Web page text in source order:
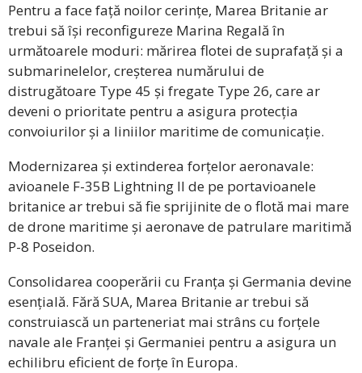
Pentru a face față noilor cerințe, Marea Britanie ar
trebui să își reconfigureze Marina Regală în
următoarele moduri: mărirea flotei de suprafață și a
submarinelelor, creșterea numărului de
distrugătoare Type 45 și fregate Type 26, care ar
deveni o prioritate pentru a asigura protecția
convoiurilor și a liniilor maritime de comunicație.
Modernizarea și extinderea forțelor aeronavale:
avioanele F-35B Lightning II de pe portavioanele
britanice ar trebui să fie sprijinite de o flotă mai mare
de drone maritime și aeronave de patrulare maritimă
P-8 Poseidon.
Consolidarea cooperării cu Franța și Germania devine
esențială. Fără SUA, Marea Britanie ar trebui să
construiască un parteneriat mai strâns cu forțele
navale ale Franței și Germaniei pentru a asigura un
echilibru eficient de forțe în Europa.